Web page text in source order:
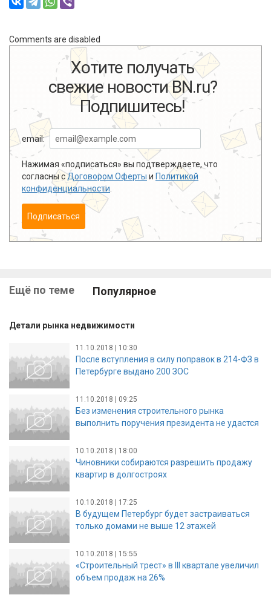
Comments are disabled
Хотите получать
свежие новости BN.ru?
Подпишитесь!
email:
Нажимая «подписаться» вы подтверждаете, что
согласны сДоговором Оферты и Политикой
конфиденциальности
Подписаться
Ещё по теме Популярное
Детали рынка недвижимости
11.10.2018 | 10:30
После вступления в силу поправок в 214-ФЗ в
Петербурге выдано 200 ЗОС
11.10.2018 | 09:25
Без изменения строительного рынка
выполнить поручения президента не удастся
10.10.2018 | 18:00
Чиновники собираются разрешить продажу
квартир в долгостроях
10.10.2018 | 17:25
В будущем Петербург будет застраиваться
только домами не выше 12 этажей
10.10.2018 | 15:55
«Строительный трест» в III квартале увеличил
объем продаж на 26%